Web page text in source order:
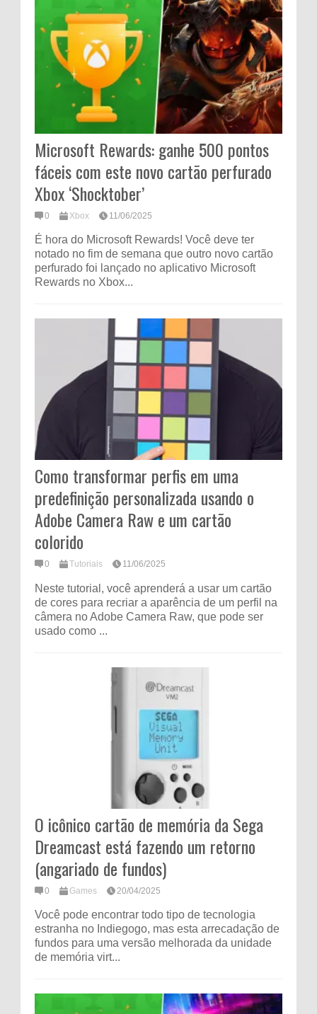
Microsoft Rewards: ganhe 500 pontos
fáceis com este novo cartão perfurado
Xbox ‘Shocktober’
0 Xbox 11/06/2025
É hora do Microsoft Rewards! Você deve ter
notado no fim de semana que outro novo cartão
perfurado foi lançado no aplicativo Microsoft
Rewards no Xbox...
Como transformar perfis em uma
predefinição personalizada usando o
Adobe Camera Raw e um cartão
colorido
0 Tutoriais 11/06/2025
Neste tutorial, você aprenderá a usar um cartão
de cores para recriar a aparência de um perfil na
câmera no Adobe Camera Raw, que pode ser
usado como ...
O icônico cartão de memória da Sega
Dreamcast está fazendo um retorno
(angariado de fundos)
0 Games 20/04/2025
Você pode encontrar todo tipo de tecnologia
estranha no Indiegogo, mas esta arrecadação de
fundos para uma versão melhorada da unidade
de memória virt...